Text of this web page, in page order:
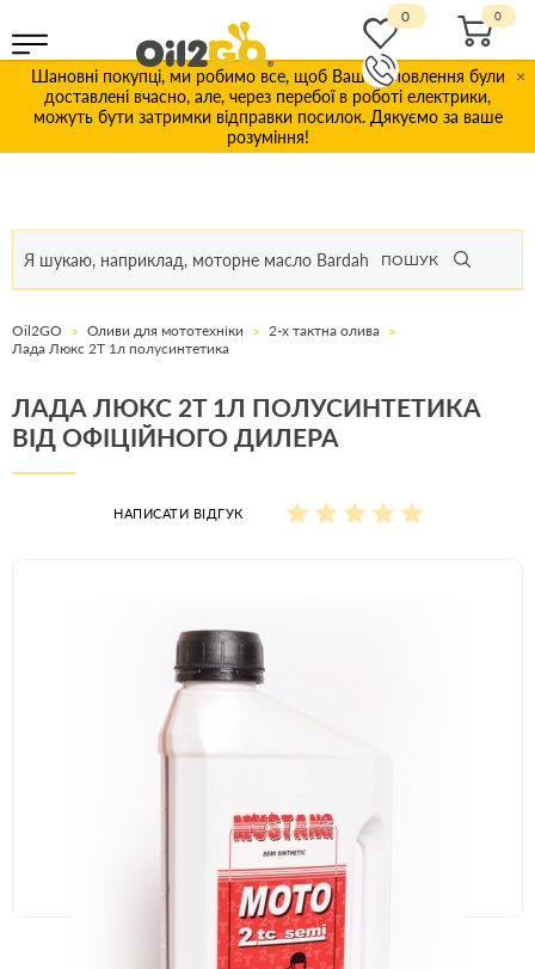
Шановні покупці, ми робимо все, щоб Ваші замовлення були
доставлені вчасно, але, через перебої в роботі електрики,
можуть бути затримки відправки посилок. Дякуємо за ваше
розуміння!
×
ПОШУК
0
Oil2GO Оливи для мототехніки
2-х тактна олива
Лада Люкс 2T 1л полусинтетика
ЛАДА ЛЮКС 2T 1Л ПОЛУСИНТЕТИКА
ВІД ОФІЦІЙНОГО ДИЛЕРА
НАПИСАТИ ВІДГУК